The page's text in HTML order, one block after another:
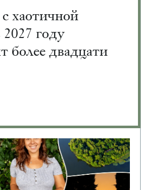
хаотичной
году
более двадцати